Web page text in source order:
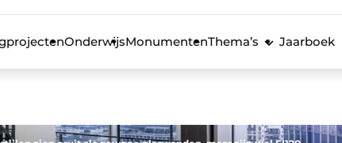
OnderwijsMonumentenThema’s Jaarboek